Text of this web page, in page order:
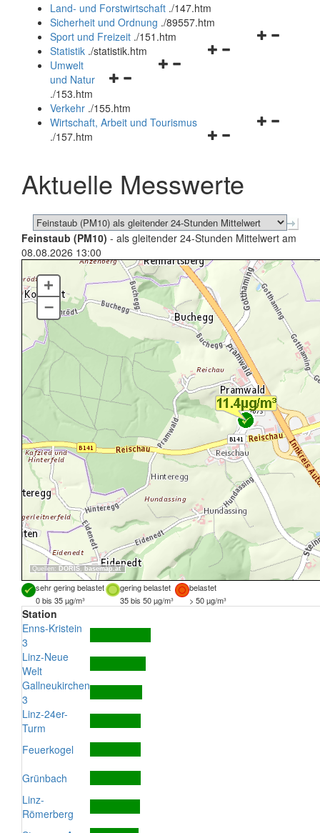
und
schließen
Land- und Forstwirtschaft ./147.htm
Sicherheit und Ordnung ./89557.htm
Navigationsmenü
Sport und Freizeit ./151.htm
Navigationsmenü
Statistik ./statistik.htm
Navigationsmenü
und
schließen
Umwelt
und Natur
./153.htm
Verkehr ./155.htm
Navigationsmenü
schließen
Wirtschaft, Arbeit und Tourismus
./157.htm
Aktuelle Messwerte
Feinstaub (PM10) - als gleitender 24-Stunden Mittelwert am
08.08.2026 13:00
Quellen: DORIS, basemap.at
+
–
sehr gering belastet gering belastet
belastet
0 bis 35 µg/m³
35 bis 50 µg/m³ > 50 µg/m³
Station
Enns-Kristein
3
Linz-Neue
Welt
Gallneukirchen
3
Linz-24er-
Turm
Feuerkogel
Grünbach
Linz-
Römerberg